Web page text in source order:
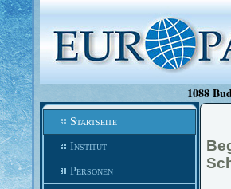
1088
Startseite
Institut
Personen